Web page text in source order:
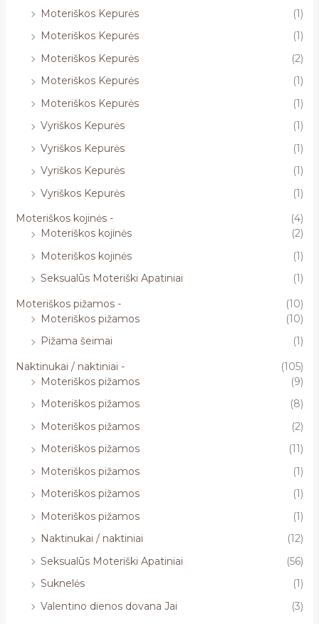
Moteriškos Kepurės
(1)
Moteriškos Kepurės
(1)
Moteriškos Kepurės
(2)
Moteriškos Kepurės
(1)
Moteriškos Kepurės
(1)
Vyriškos Kepurės
(1)
Vyriškos Kepurės
(1)
Vyriškos Kepurės
(1)
Vyriškos Kepurės
(1)
Moteriškos kojinės -
(4)
Moteriškos kojinės
(2)
Moteriškos kojinės
(1)
Seksualūs Moteriški Apatiniai
(1)
Moteriškos pižamos -
(10)
Moteriškos pižamos
(10)
Pižama šeimai
(1)
Naktinukai / naktiniai -
(105)
Moteriškos pižamos
(9)
Moteriškos pižamos
(8)
Moteriškos pižamos
(2)
Moteriškos pižamos
(11)
Moteriškos pižamos
(1)
Moteriškos pižamos
(1)
Moteriškos pižamos
(1)
Naktinukai / naktiniai
(12)
Seksualūs Moteriški Apatiniai
(56)
Suknelės
(1)
Valentino dienos dovana Jai
(3)